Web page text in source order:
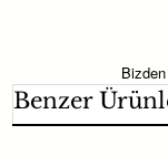
okul mezuniyet hatırası
Benzer